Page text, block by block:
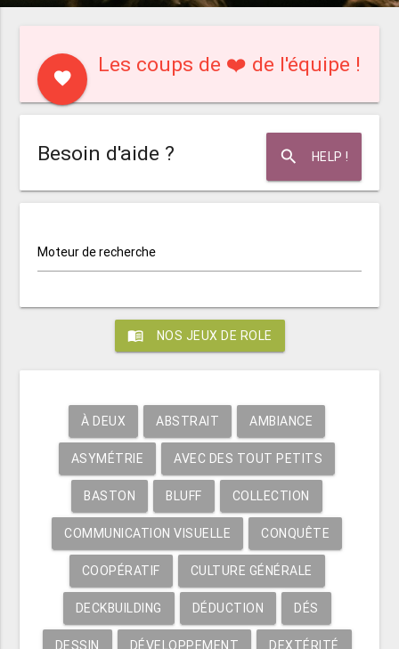
favorite
Les coups de ❤️ de l'équipe !
search HELP !
Besoin d'aide ?
Moteur de recherche
menu_book NOS JEUX DE ROLE
À DEUX ABSTRAIT AMBIANCE
ASYMÉTRIE AVEC DES TOUT PETITS
BASTON BLUFF COLLECTION
COMMUNICATION VISUELLE CONQUÊTE
COOPÉRATIF CULTURE GÉNÉRALE
DECKBUILDING DÉDUCTION DÉS
DESSIN DÉVELOPPEMENT DEXTÉRITÉ